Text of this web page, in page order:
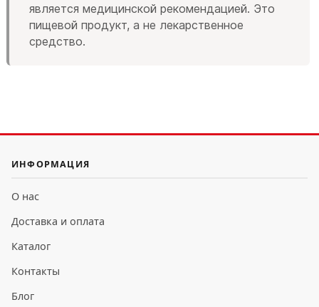
является медицинской рекомендацией. Это
пищевой продукт, а не лекарственное
средство.
ИНФОРМАЦИЯ
О нас
Доставка и оплата
Каталог
Контакты
Блог